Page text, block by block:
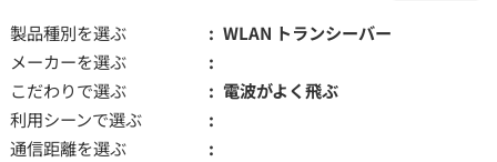
製品種別を選ぶ
WLAN トランシーバー
メーカーを選ぶ
こだわりで選ぶ
電波がよく飛ぶ
利用シーンで選ぶ
通信距離を選ぶ